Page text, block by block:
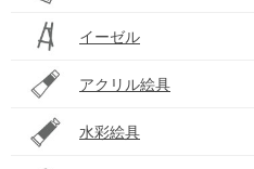
イーゼル
アクリル絵具
水彩絵具